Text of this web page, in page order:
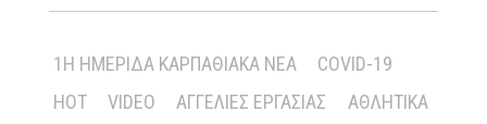
1Η ΗΜΕΡΊΔΑ ΚΑΡΠΑΘΙΑΚΆ ΝΈΑ
COVID-19
HOT
VIDEO ΑΓΓΕΛΊΕΣ ΕΡΓΑΣΊΑΣ
ΑΘΛΗΤΙΚΆ